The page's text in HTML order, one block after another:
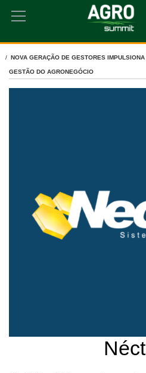
HOME NÉCTAR
NOVA GERAÇÃO DE GESTORES
GESTÃO DO AGRONEGÓCIO